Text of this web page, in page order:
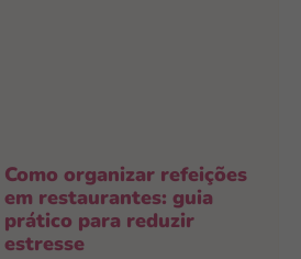
Como organizar refeições
em restaurantes: guia
prático para reduzir
estresse